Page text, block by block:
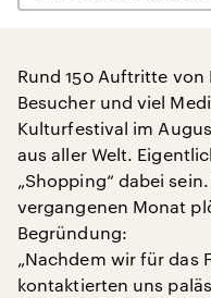
Rund 150 Auftritte
Besucher und viel
Kulturfestival im
aus aller Welt.
„Shopping“ dabei
vergangenen Monat
Begründung:
„Nachdem wir für das
kontaktierten uns